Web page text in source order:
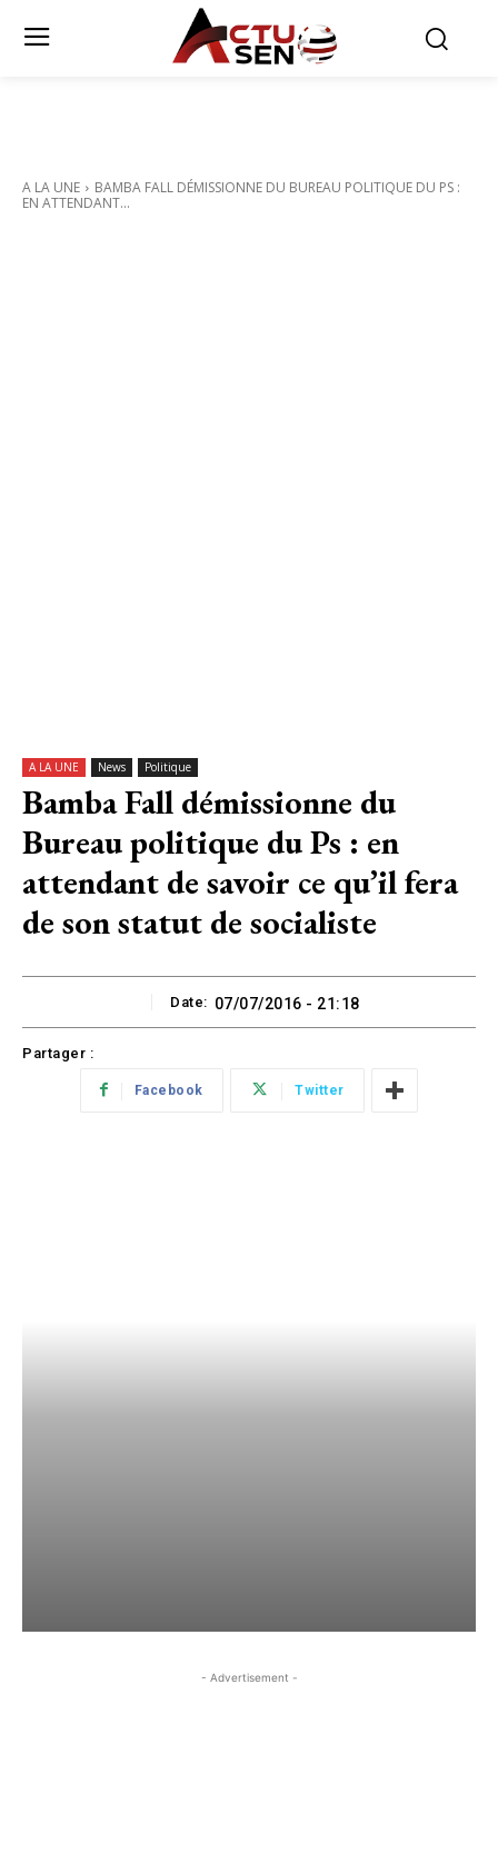
A LA UNE
BAMBA FALL DÉMISSIONNE DU BUREAU POLITIQUE DU PS :
EN ATTENDANT...
A LA UNE News Politique
Bamba Fall démissionne du
Bureau politique du Ps : en
attendant de savoir ce qu’il fera
de son statut de socialiste
Date: 07/07/2016 - 21:18
Partager :
Facebook Twitter
- Advertisement -